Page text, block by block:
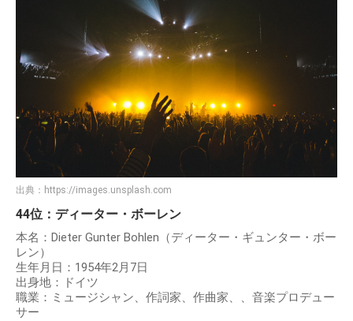
出典： https://images.unsplash.com
44位：ディーター・ボーレン
本名：Dieter Gunter Bohlen（ディーター・ギュンター・ボー
レン）
生年月日：1954年2月7日
出身地：ドイツ
職業：ミュージシャン、作詞家、作曲家、、音楽プロデュー
サー